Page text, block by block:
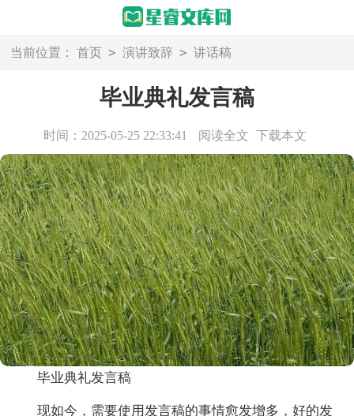
当前位置： 首页 > 演讲致辞 > 讲话稿
毕业典礼发言稿
时间：2025-05-25 22:33:41 阅读全文 下载本文
毕业典礼发言稿
现如今，需要使用发言稿的事情愈发增多，好的发